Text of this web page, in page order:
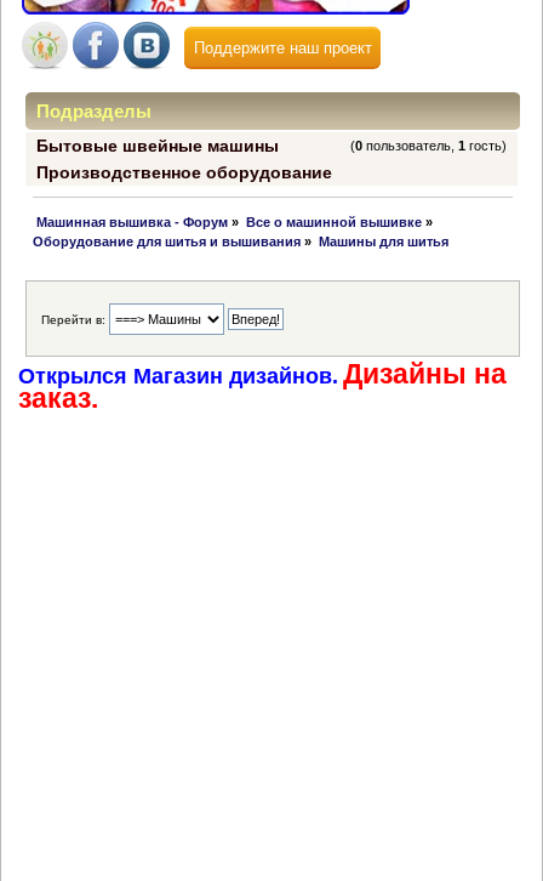
Поддержите наш проект
Подразделы
Бытовые швейные машины (0 пользователь,1 гость)
Производственное оборудование
Машинная вышивка - Форум » Все о машинной вышивке»
Оборудование для шитья и вышивания » Машины для шитья
Перейти в:
Открылся Магазин дизайнов. Дизайны на
заказ.